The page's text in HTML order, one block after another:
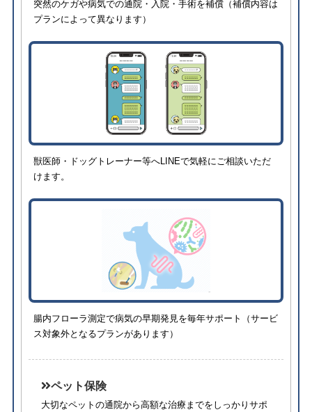
突然のケガや病気での通院・入院・手術を補償（補償内容は
プランによって異なります）
獣医師・ドッグトレーナー等へLINEで気軽にご相談いただ
けます。
腸内フローラ測定で病気の早期発見を毎年サポート（サービ
ス対象外となるプランがあります）
ペット保険
大切なペットの通院から高額な治療までをしっかりサポ